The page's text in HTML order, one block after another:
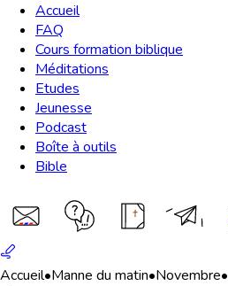
Accueil
FAQ
Cours formation biblique
Méditations
Etudes
Jeunesse
Podcast
Boîte à outils
Bible
Accueil•Manne du matin•Novembre•